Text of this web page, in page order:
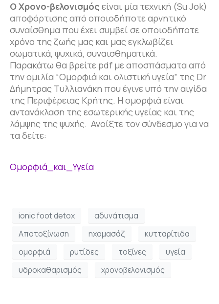
Ο Χρονο-βελονισμός είναι μία τεχνική (Su Jok)
αποφόρτισης από οποιοδήποτε αρνητικό
συναίσθημα που έχει συμβεί σε οποιοδήποτε
χρόνο της ζωής μας και μας εγκλωβίζει
σωματικά, ψυχικά, συναισθηματικά.
Παρακάτω θα βρείτε pdf με αποσπάσματα από
την ομιλία “Ομορφιά και ολιστική υγεία” της Dr
Δήμητρας Tυλλιανάκη που έγινε υπό την αιγίδα
της Περιφέρειας Κρήτης. Η ομορφιά είναι
αντανάκλαση της εσωτερικής υγείας και της
λάμψης της ψυχής. Ανοίξτε τον σύνδεσμο για να
τα δείτε:
Ομορφιά_και_Υγεία
ionic foot detox
αδυνάτισμα
Αποτοξίνωση
ηχομασάζ
κυτταρίτιδα
ομορφιά
ρυτίδες τοξίνες
υγεία
υδροκαθαρισμός
χρονοβελονισμός